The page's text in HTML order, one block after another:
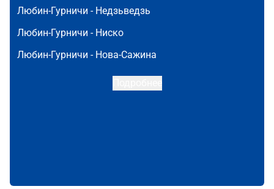
Любин-Гурничи - Недзьведзь
Любин-Гурничи - Ниско
Любин-Гурничи - Нова-Сажина